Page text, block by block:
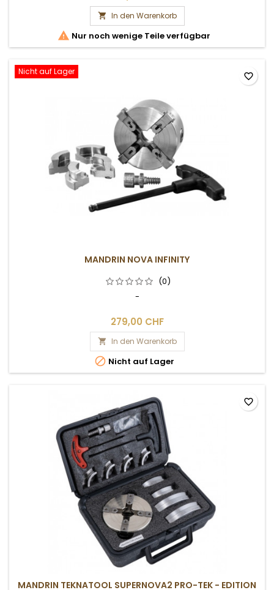
 In den Warenkorb
 Nur noch wenige Teile verfügbar
Nicht auf Lager
MANDRIN NOVA INFINITY
(0)
-
279,00 CHF
 In den Warenkorb
 Nicht auf Lager
favorite_border
MANDRIN TEKNATOOL SUPERNOVA2 PRO-TEK - EDITION
favorite_border